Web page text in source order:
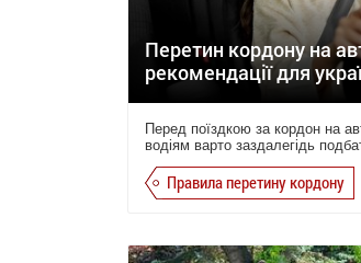
Перетин кордону на
рекомендації для
Перед поїздкою за кордон на
водіям варто заздалегідь
Правила перетину кордону